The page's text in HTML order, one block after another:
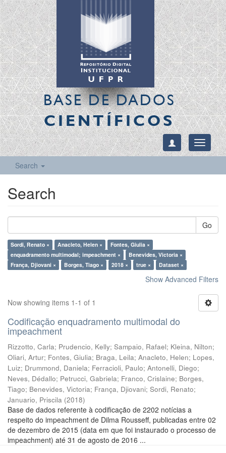
BASE DE DADOS
CIENTÍFICOS
Toggle
Search
Search
Go
Sordi, Renato × Anacleto, Helen ×
Fontes, Giulia ×
enquadramento multimodal; impeachment ×
Benevides, Victoria ×
França, Djiovani ×
Borges, Tiago × 2018 × true × Dataset ×
Show Advanced Filters
Now showing items 1-1 of 1
Codificação enquadramento multimodal do
impeachment
Rizzotto, Carla; Prudencio, Kelly; Sampaio, Rafael; Kleina, Nilton;
Oliari, Artur; Fontes, Giulia; Braga, Leila; Anacleto, Helen; Lopes,
Luiz; Drummond, Daniela; Ferracioli, Paulo; Antonelli, Diego;
Neves, Dédallo; Petrucci, Gabriela; Franco, Crislaine; Borges,
Tiago; Benevides, Victoria; França, Djiovani; Sordi, Renato;
Januario, Priscila (2018)
Base de dados referente à codificação de 2202 notícias a
respeito do impeachment de Dilma Rousseff, publicadas entre 02
de dezembro de 2015 (data em que foi instaurado o processo de
impeachment) até 31 de agosto de 2016 ...